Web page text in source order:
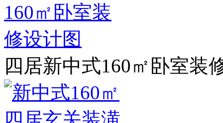
四居新中式160㎡卧室装